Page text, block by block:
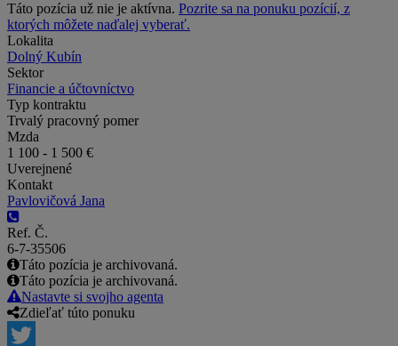
Táto pozícia už nie je aktívna. Pozrite sa na ponuku pozícií, z
ktorých môžete naďalej vyberať.
Lokalita
Dolný Kubín
Sektor
Financie a účtovníctvo
Typ kontraktu
Trvalý pracovný pomer
Mzda
1 100 - 1 500 €
Uverejnené
Kontakt
Pavlovičová Jana
Ref. Č.
6-7-35506
Táto pozícia je archivovaná.
Táto pozícia je archivovaná.
Nastavte si svojho agenta
Zdieľať túto ponuku